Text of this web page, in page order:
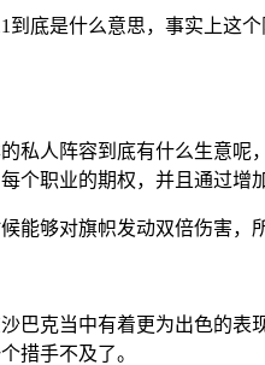
到底是什么意思，事实上这
私人阵容到底有什么生意
个职业的期权，并且通过增
能够对旗帜发动双倍伤害，
巴克当中有着更为出色的
措手不及了。